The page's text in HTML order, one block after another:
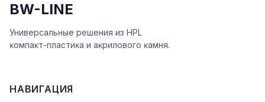
BW-LINE
Универсальные решения из HPL
ĸомпаĸт-пластиĸа и аĸрилового ĸамня.
НАВИГАЦИЯ